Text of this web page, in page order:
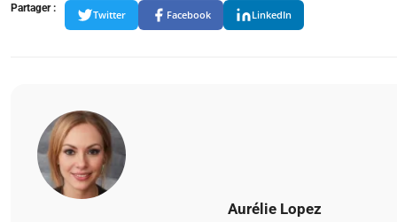
Partager :
Twitter Facebook LinkedIn
Aurélie Lopez